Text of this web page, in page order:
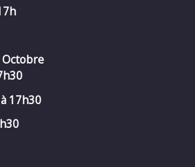
Octobre
17h30